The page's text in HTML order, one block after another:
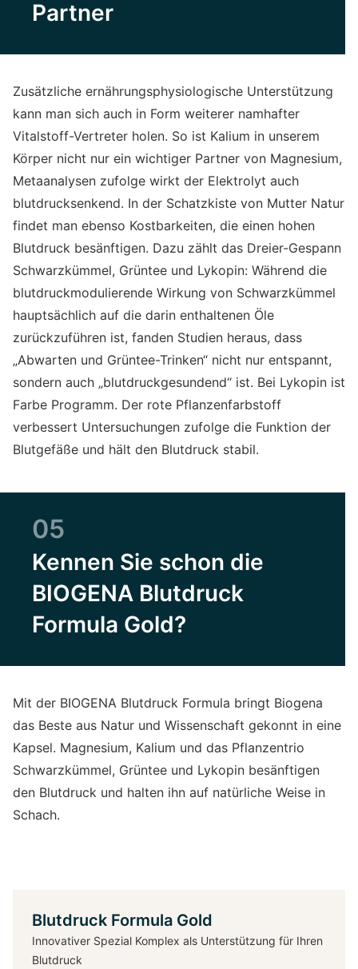
Partner
Zusätzliche ernährungsphysiologische Unterstützung
kann man sich auch in Form weiterer namhafter
Vitalstoff-Vertreter holen. So ist Kalium in unserem
Körper nicht nur ein wichtiger Partner von Magnesium,
Metaanalysen zufolge wirkt der Elektrolyt auch
blutdrucksenkend. In der Schatzkiste von Mutter Natur
findet man ebenso Kostbarkeiten, die einen hohen
Blutdruck besänftigen. Dazu zählt das Dreier-Gespann
Schwarzkümmel, Grüntee und Lykopin: Während die
blutdruckmodulierende Wirkung von Schwarzkümmel
hauptsächlich auf die darin enthaltenen Öle
zurückzuführen ist, fanden Studien heraus, dass
„Abwarten und Grüntee-Trinken“ nicht nur entspannt,
sondern auch „blutdruckgesundend“ ist. Bei Lykopin ist
Farbe Programm. Der rote Pflanzenfarbstoff
verbessert Untersuchungen zufolge die Funktion der
Blutgefäße und hält den Blutdruck stabil.
05
Kennen Sie schon die
BIOGENA Blutdruck
Formula Gold?
Mit der BIOGENA Blutdruck Formula bringt Biogena
das Beste aus Natur und Wissenschaft gekonnt in eine
Kapsel. Magnesium, Kalium und das Pflanzentrio
Schwarzkümmel, Grüntee und Lykopin besänftigen
den Blutdruck und halten ihn auf natürliche Weise in
Schach.
Blutdruck Formula Gold
Innovativer Spezial Komplex als Unterstützung für Ihren
Blutdruck